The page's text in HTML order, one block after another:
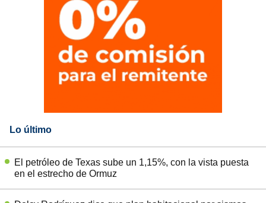
Lo último
El petróleo de Texas sube un 1,15%, con la vista puesta
en el estrecho de Ormuz